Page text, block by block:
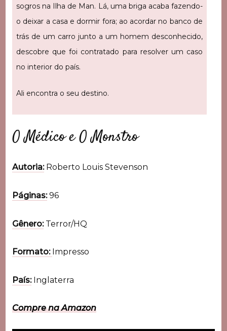
sogros na Ilha de Man. Lá, uma briga acaba fazendo-
o deixar a casa e dormir fora; ao acordar no banco de
trás de um carro junto a um homem desconhecido,
descobre que foi contratado para resolver um caso
no interior do país.
Ali encontra o seu destino.
O Médico e O Monstro
Autoria:Roberto Louis Stevenson
Páginas:96
Gênero:Terror/HQ
Formato: Impresso
País:Inglaterra
Compre na Amazon